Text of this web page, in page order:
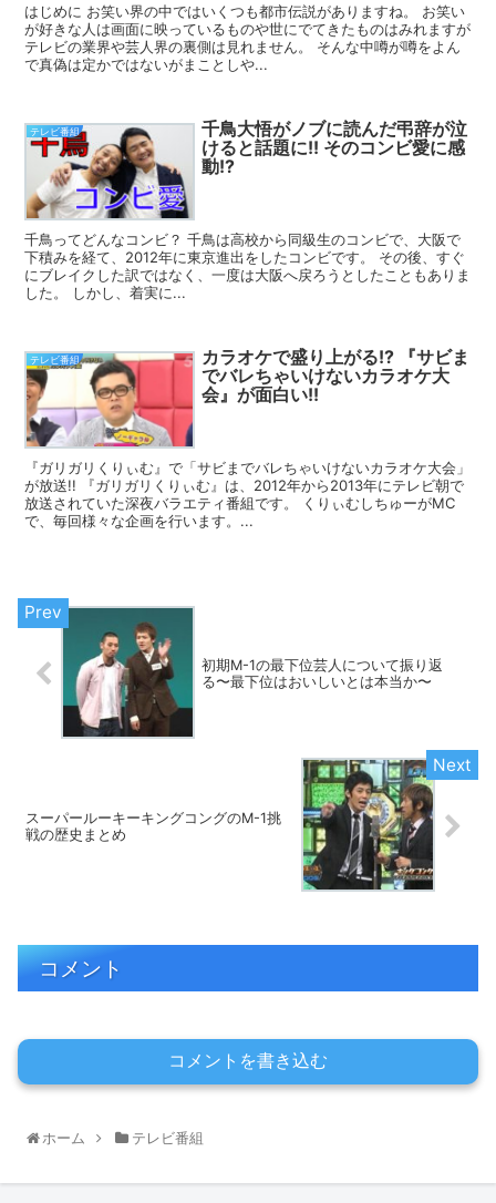
はじめに お笑い界の中ではいくつも都市伝説がありますね。 お笑い
が好きな人は画面に映っているものや世にでてきたものはみれますが
テレビの業界や芸人界の裏側は見れません。 そんな中噂が噂をよん
で真偽は定かではないがまことしや...
テレビ番組
千鳥大悟がノブに読んだ弔辞が泣
けると話題に!! そのコンビ愛に感
動!?
千鳥ってどんなコンビ？ 千鳥は高校から同級生のコンビで、大阪で
下積みを経て、2012年に東京進出をしたコンビです。 その後、すぐ
にブレイクした訳ではなく、一度は大阪へ戻ろうとしたこともありま
した。 しかし、着実に...
テレビ番組
カラオケで盛り上がる!? 『サビま
でバレちゃいけないカラオケ大
会』が面白い!!
『ガリガリくりぃむ』で「サビまでバレちゃいけないカラオケ大会」
が放送!! 『ガリガリくりぃむ』は、2012年から2013年にテレビ朝で
放送されていた深夜バラエティ番組です。 くりぃむしちゅーがMC
で、毎回様々な企画を行います。...
初期M-1の最下位芸人について振り返
る〜最下位はおいしいとは本当か〜
スーパールーキーキングコングのM-1挑
戦の歴史まとめ
コメント
コメントを書き込む
ホーム テレビ番組